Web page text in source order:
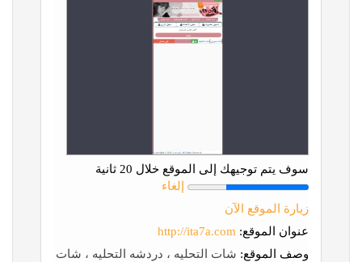
سوف يتم توجيهك إلى الموقع خلال 20 ثانية
إلغاء
زيارة الموقع الآن
عنوان الموقع: http://ita7a.com
وصف الموقع: شات التحليه ، دردشه التحليه ، شات